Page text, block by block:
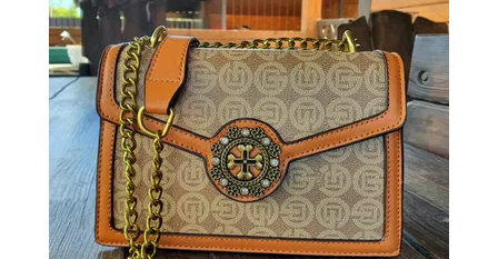
АКСЕССУАРЫ
СУМКИ
РЮКЗАКИ
ТОВАРЫ
ДЛЯ
ДОМА